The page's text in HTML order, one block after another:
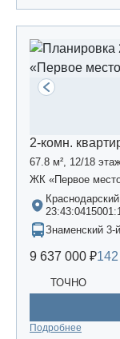
2-комн.
67.8 м², 12/18
ЖК «Первое
Знаменский 3-
9 637 000 ₽
ТОЧНО
Подробнее